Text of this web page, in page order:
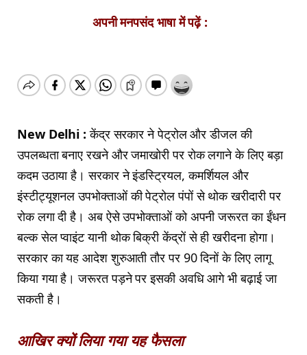
अपनी मनपसंद भाषा में पढ़ें :
New Delhi : केंद्र सरकार ने पेट्रोल और डीजल की
उपलब्धता बनाए रखने और जमाखोरी पर रोक लगाने के लिए बड़ा
कदम उठाया है। सरकार ने इंडस्ट्रियल, कमर्शियल और
इंस्टीट्यूशनल उपभोक्ताओं की पेट्रोल पंपों से थोक खरीदारी पर
रोक लगा दी है। अब ऐसे उपभोक्ताओं को अपनी जरूरत का ईंधन
बल्क सेल प्वाइंट यानी थोक बिक्री केंद्रों से ही खरीदना होगा।
सरकार का यह आदेश शुरुआती तौर पर 90 दिनों के लिए लागू
किया गया है। जरूरत पड़ने पर इसकी अवधि आगे भी बढ़ाई जा
सकती है।
आखिर क्यों लिया गया यह फैसला